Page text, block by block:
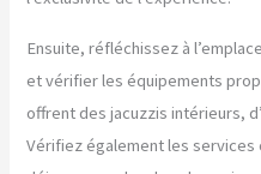
Ensuite, réfléchissez à
et vérifier les équipements
offrent des jacuzzis intérieurs,
Vérifiez également les